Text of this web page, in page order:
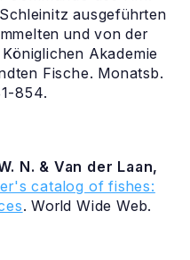
ausgeführten
und von der
Akademie
Fische. Monatsb.
854.
N. & Van der Laan,
catalog of fishes:
. World Wide Web.